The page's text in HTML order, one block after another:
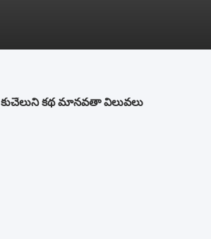
కుచేలుని కథ మానవతా విలువలు